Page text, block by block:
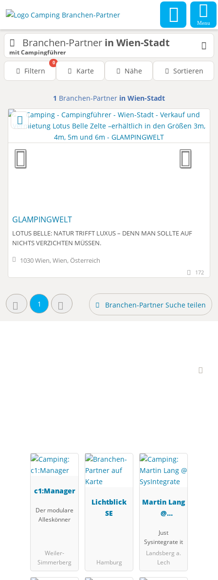
Menu
Branchen-Partner in Wien-Stadt
mit Campingführer
Filtern
0
Karte Nähe Sortieren
1 Branchen-Partner in Wien-Stadt
GLAMPINGWELT
LOTUS BELLE: NATUR TRIFFT LUXUS – DENN MAN SOLLTE AUF
NICHTS VERZICHTEN MÜSSEN.
1030 Wien, Wien, Österreich
172
1 Branchen-Partner Suche teilen
c1:Manager
Der modulare
Alleskönner
Weiler-
Simmerberg
Lichtblick
SE
Hamburg
Martin Lang
@
e
Just
Sysintegrate it
Landsberg a.
Lech